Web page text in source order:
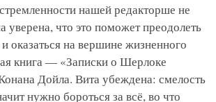
нашей редакторше не
уверена, что это поможет преодолеть
оказаться на вершине жизненного
книга — «Записки о Шерлоке
Дойла. Вита убеждена: смелость
нужно бороться за всё, во что